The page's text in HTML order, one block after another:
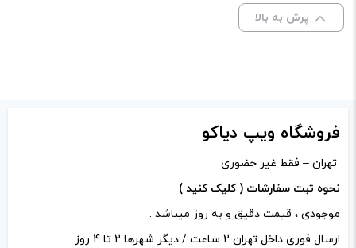
نیکوتین: 3 میلی‌ گرم
نشانی ایمیل شما منتشر نخواهد شد.
علامت‌گذاری شده‌اند
دیدگاه شما*
پرش به بالا
فروشگاه ویپ دیاکو
تهران – فقط غیر حضوری
نحوه ثبت سفارشات ( کلیک کنید )
موجودی ، قیمت دقیق و به روز میباشد .
ارسال فوری داخل تهران 2 ساعت / دیگر شهرها 2 تا 4 روز